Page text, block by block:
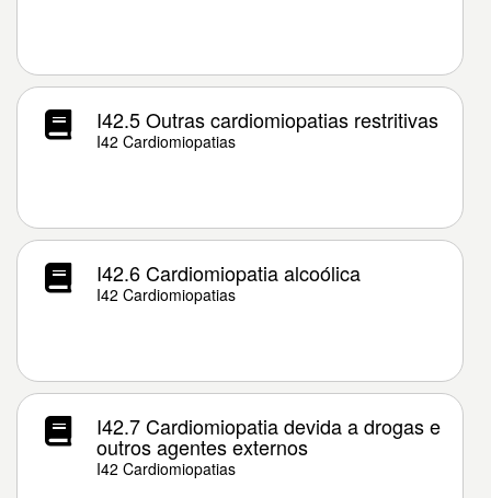
I42.5 Outras cardiomiopatias restritivas
I42 Cardiomiopatias
I42.6 Cardiomiopatia alcoólica
I42 Cardiomiopatias
I42.7 Cardiomiopatia devida a drogas e
outros agentes externos
I42 Cardiomiopatias